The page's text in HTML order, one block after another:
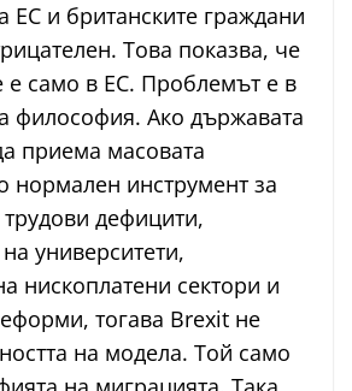
ЕС и британските граждани
Това показва, че
е само в ЕС. Проблемът е в
философия. Ако държавата
приема масовата
нормален инструмент за
дефицити,
университети,
нископлатени сектори и
тогава Brexit не
на модела. Той само